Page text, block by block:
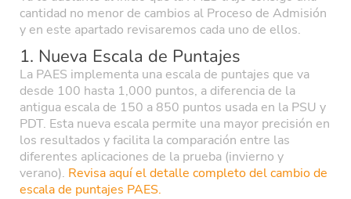
cantidad no menor de cambios al Proceso de Admisión
y en este apartado revisaremos cada uno de ellos.
1. Nueva Escala de Puntajes
La PAES implementa una escala de puntajes que va
desde 100 hasta 1,000 puntos, a diferencia de la
antigua escala de 150 a 850 puntos usada en la PSU y
PDT. Esta nueva escala permite una mayor precisión en
los resultados y facilita la comparación entre las
diferentes aplicaciones de la prueba (invierno y
verano). Revisa aquí el detalle completo del cambio de
escala de puntajes PAES.